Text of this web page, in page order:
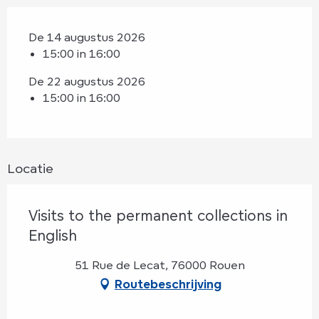
De 14 augustus 2026
15:00 in 16:00
De 22 augustus 2026
15:00 in 16:00
Locatie
Visits to the permanent collections in
English
51 Rue de Lecat, 76000 Rouen
Routebeschrijving